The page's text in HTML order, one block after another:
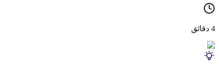
4 دقائق